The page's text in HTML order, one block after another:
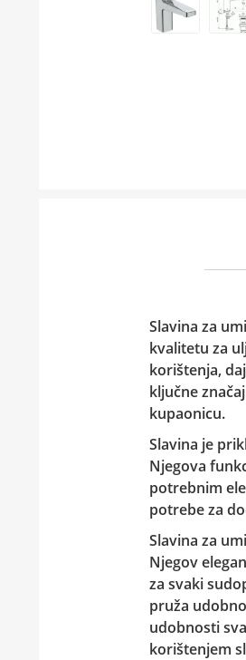
Slavina za
kvalitetu za
korištenja,
ključne
kupaonicu.
Slavina je
Njegova
potrebnim
potrebe za
Slavina za
Njegov
za svaki
pruža
udobnosti
korištenjem